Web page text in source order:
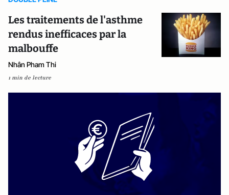
Les traitements de l'asthme
rendus inefficaces par la
malbouffe
Nhân Pham Thi
1 min de lecture